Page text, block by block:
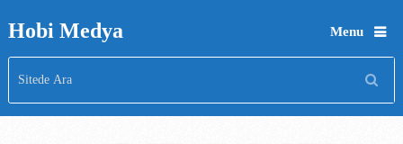
Hobi Medya Menu